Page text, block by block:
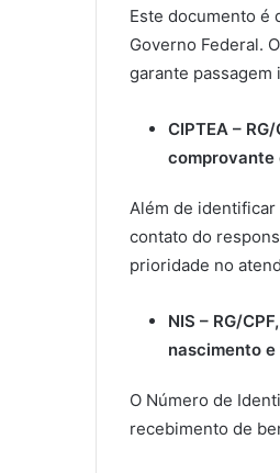
Este documento é
Governo Federal.
garante
CIPTEA –
comprovante
Além de
contato do
prioridade no
NIS – RG/
nascimento
O Número de
recebimento de